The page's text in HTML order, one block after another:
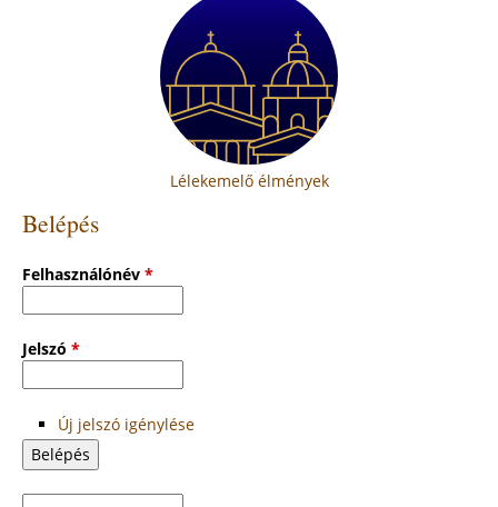
Lélekemelő élmények
Belépés
Felhasználónév *
Jelszó *
Új jelszó igénylése